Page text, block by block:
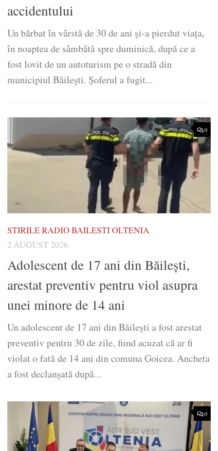
accidentului
Un bărbat în vârstă de 30 de ani și-a pierdut viața,
în noaptea de sâmbătă spre duminică, după ce a
fost lovit de un autoturism pe o stradă din
municipiul Băilești. Șoferul a fugit...
0
STIRILE RADIO BAILESTI OLTENIA
2 AUGUST 2026
Adolescent de 17 ani din Băilești,
arestat preventiv pentru viol asupra
unei minore de 14 ani
Un adolescent de 17 ani din Băilești a fost arestat
preventiv pentru 30 de zile, fiind acuzat că ar fi
violat o fată de 14 ani din comuna Goicea. Ancheta
a fost declanșată după...
0